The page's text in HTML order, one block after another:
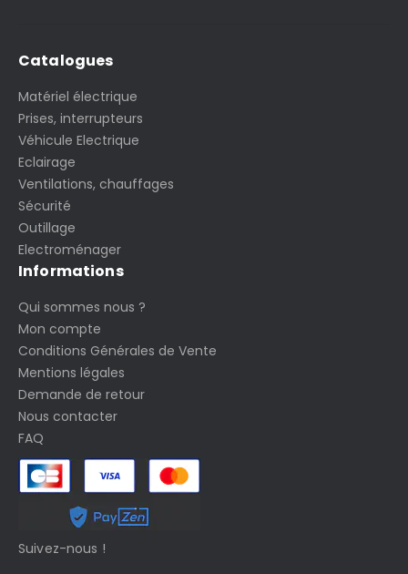
Catalogues
Matériel électrique
Prises, interrupteurs
Véhicule Electrique
Eclairage
Ventilations, chauffages
Sécurité
Outillage
Electroménager
Informations
Qui sommes nous ?
Mon compte
Conditions Générales de Vente
Mentions légales
Demande de retour
Nous contacter
FAQ
Suivez-nous !